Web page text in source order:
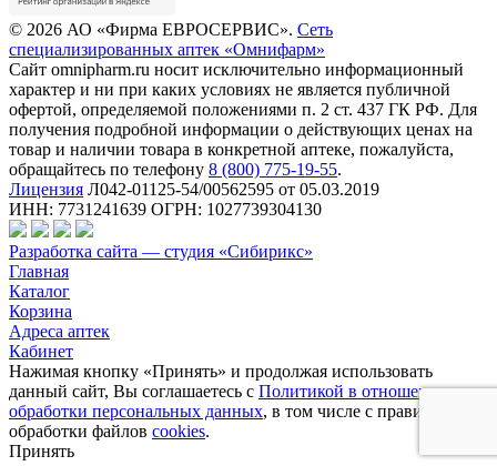
© 2026 АО «Фирма ЕВРОСЕРВИС». Сеть
специализированных аптек «Омнифарм»
Сайт omnipharm.ru носит исключительно информационный
характер и ни при каких условиях не является публичной
офертой, определяемой положениями п. 2 ст. 437 ГК РФ. Для
получения подробной информации о действующих ценах на
товар и наличии товара в конкретной аптеке, пожалуйста,
обращайтесь по телефону 8 (800) 775-19-55.
Лицензия Л042-01125-54/00562595 от 05.03.2019
ИНН: 7731241639 ОГРН: 1027739304130
Разработка сайта — студия «Сибирикс»
Главная
Каталог
Корзина
Адреса аптек
Кабинет
Нажимая кнопку «Принять» и продолжая использовать
данный сайт, Вы соглашаетесь с Политикой в отношении
обработки персональных данных, в том числе с правилами
обработки файлов cookies.
Принять